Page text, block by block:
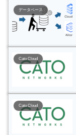
データベース
Cato Cloud
Cato Cloud